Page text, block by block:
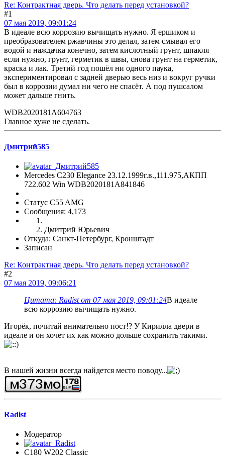
Re: Контрактная дверь. Что делать перед установкой?
#1
07 мая 2019, 09:01:24
В идеале всю коррозию вычищать нужно. Я ершиком и
преобразователем ржавчины это делал, затем смывал его
водой и наждачка конечно, затем кислотный грунт, шпакля
если нужно, грунт, герметик в швы, снова грунт на герметик,
краска и лак. Третий год пошёл ни одного паука,
экспериментировал с задней дверью весь низ и вокруг ручки
был в коррозии думал ни чего не спасёт. А под пушсалом
может дальше гнить.
WDB2020181A604763
Главное хуже не сделать.
Дмитрий585
Mercedes C230 Elegance 23.12.1999г.в.,111.975,АКПП
722.602 Win WDB2020181A841846
Статус C55 AMG
Сообщения: 4,173
Дмитрий Юрьевич
Откуда: Санкт-Петербург, Кронштадт
Записан
Re: Контрактная дверь. Что делать перед установкой?
#2
07 мая 2019, 09:06:21
Цитата: Radist от 07 мая 2019, 09:01:24В идеале
всю коррозию вычищать нужно.
Игорёк, почитай внимательно пост!? У Кирилла двери в
идеале и он хочет их как можно дольше сохранить такими.
В нашей жизни всегда найдется место поводу...
Radist
Модератор
C180 W202 Classic